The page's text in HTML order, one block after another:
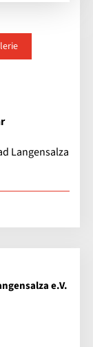
Langensalza
e.V.